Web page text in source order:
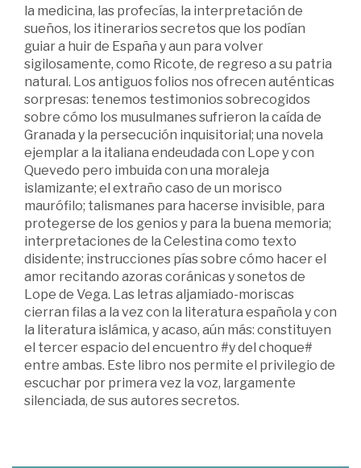
la medicina, las profecías, la interpretación de
sueños, los itinerarios secretos que los podían
guiar a huir de España y aun para volver
sigilosamente, como Ricote, de regreso a su patria
natural. Los antiguos folios nos ofrecen auténticas
sorpresas: tenemos testimonios sobrecogidos
sobre cómo los musulmanes sufrieron la caída de
Granada y la persecución inquisitorial; una novela
ejemplar a la italiana endeudada con Lope y con
Quevedo pero imbuida con una moraleja
islamizante; el extraño caso de un morisco
maurófilo; talismanes para hacerse invisible, para
protegerse de los genios y para la buena memoria;
interpretaciones de la Celestina como texto
disidente; instrucciones pías sobre cómo hacer el
amor recitando azoras coránicas y sonetos de
Lope de Vega. Las letras aljamiado-moriscas
cierran filas a la vez con la literatura española y con
la literatura islámica, y acaso, aún más: constituyen
el tercer espacio del encuentro #y del choque#
entre ambas. Este libro nos permite el privilegio de
escuchar por primera vez la voz, largamente
silenciada, de sus autores secretos.